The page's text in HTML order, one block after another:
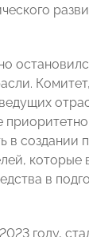
в создании
которые
в
году,